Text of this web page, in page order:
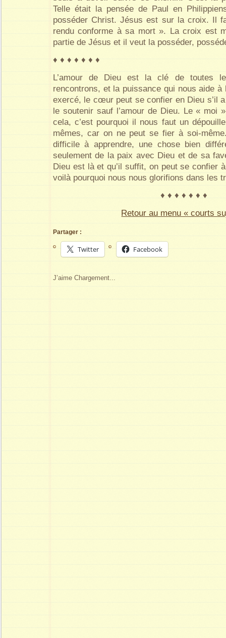
Telle était la pensée de Paul en
posséder Christ. Jésus est sur la croix. Il
rendu conforme à sa mort ». La croix est
partie de Jésus et il veut la posséder,
♦ ♦ ♦ ♦ ♦ ♦ ♦
L’amour de Dieu est la clé de toutes
rencontrons, et la puissance qui nous aide à
exercé, le cœur peut se confier en Dieu s’il
le soutenir sauf l’amour de Dieu. Le « moi
cela, c’est pourquoi il nous faut un
mêmes, car on ne peut se fier à soi-
difficile à apprendre, une chose bien
seulement de la paix avec Dieu et de sa
Dieu est là et qu’il suffit, on peut se confier
voilà pourquoi nous nous glorifions dans les
♦ ♦ ♦ ♦ ♦ ♦ ♦
Retour au menu « courts
Partager :
Twitter Facebook
J’aime Chargement...